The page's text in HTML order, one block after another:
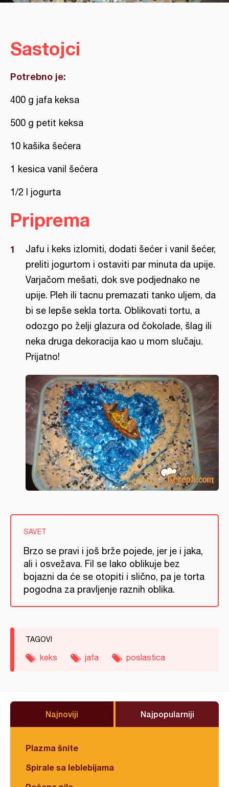
Sastojci
Potrebno je:
400 g jafa keksa
500 g petit keksa
10 kašika šećera
1 kesica vanil šećera
1/2 l jogurta
Priprema
Jafu i keks izlomiti, dodati šećer i vanil šećer,
preliti jogurtom i ostaviti par minuta da upije.
Varjačom mešati, dok sve podjednako ne
upije. Pleh ili tacnu premazati tanko uljem, da
bi se lepše sekla torta. Oblikovati tortu, a
odozgo po želji glazura od čokolade, šlag ili
neka druga dekoracija kao u mom slučaju.
Prijatno!
SAVET
Brzo se pravi i još brže pojede, jer je i jaka,
ali i osvežava. Fil se lako oblikuje bez
bojazni da će se otopiti i slično, pa je torta
pogodna za pravljenje raznih oblika.
TAGOVI
keks jafa poslastica
Najnoviji Najpopularniji
Plazma šnite
Spirale sa leblebijama